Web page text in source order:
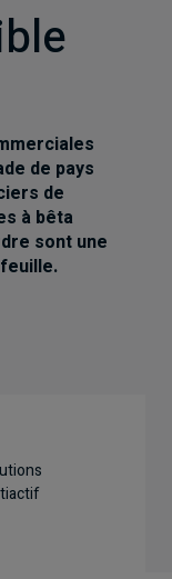
de pays
de
à bêta
sont une